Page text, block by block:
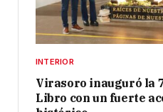
INTERIOR
Virasoro inauguró la
Libro con un fuerte